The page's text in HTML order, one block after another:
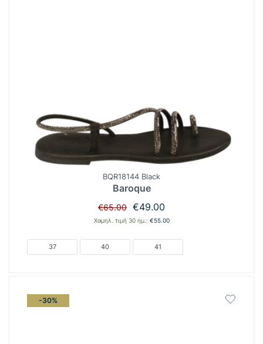
BQR18144 Black
Baroque
€65.00 Original
price
€65.00.
€49.00
τρέχουσα
€49.00.
Χαμηλ. τιμή 30 ημ.: €55.00
37 40 41
-30%